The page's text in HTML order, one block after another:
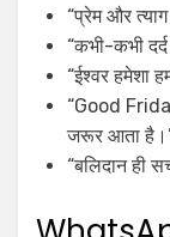
“प्रेम और
“कभी-कभी
“ईश्वर हमेशा
“Good
जरूर आता
“बलिदान ही